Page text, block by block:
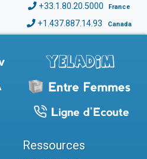
+33.1.80.20.5000 France
+1.437.887.14.93 Canada
Ressources